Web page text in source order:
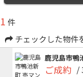
1 件
チェックした物件
鹿児島市鴨
ご成約 /